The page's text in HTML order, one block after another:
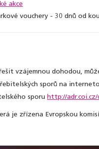
akce
vouchery - 30 dnů od
vzájemnou dohodou,
sporů na
sporu http://adr.coi.cz/
je zřízena Evropskou